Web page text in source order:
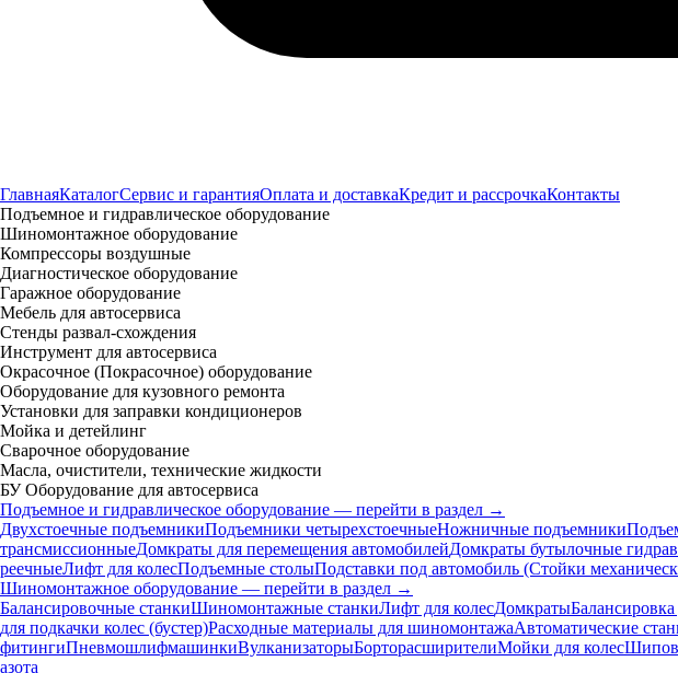
ГлавнаяКаталогСервис и гарантияОплата и доставкаКредит и рассрочкаКонтакты
Подъемное и гидравлическое оборудование
Шиномонтажное оборудование
Компрессоры воздушные
Диагностическое оборудование
Гаражное оборудование
Мебель для автосервиса
Стенды развал-схождения
Инструмент для автосервиса
Окрасочное (Покрасочное) оборудование
Оборудование для кузовного ремонта
Установки для заправки кондиционеров
Мойка и детейлинг
Сварочное оборудование
Масла, очистители, технические жидкости
БУ Оборудование для автосервиса
Подъемное и гидравлическое оборудование — перейти в раздел →
Двухстоечные подъемникиПодъемники четырехстоечныеНожничные подъемники
трансмиссионныеДомкраты для перемещения автомобилейДомкраты бутылочные
реечныеЛифт для колесПодъемные столыПодставки под автомобиль (Стойки
Шиномонтажное оборудование — перейти в раздел →
Балансировочные станкиШиномонтажные станкиЛифт для колесДомкраты
для подкачки колес (бустер)Расходные материалы для шиномонтажаАвтоматические
фитингиПневмошлифмашинкиВулканизаторыБорторасширителиМойки для колес
азота